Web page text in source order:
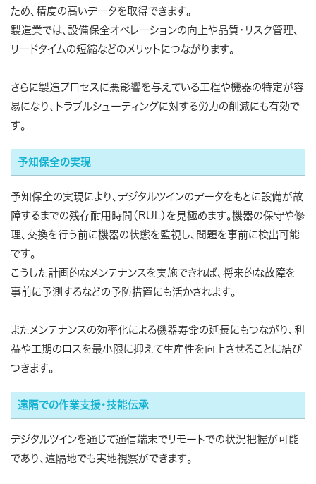
ため、精度の高いデータを取得できます。
製造業では、設備保全オペレーションの向上や品質・リスク管理、
リードタイムの短縮などのメリットにつながります。
さらに製造プロセスに悪影響を与えている工程や機器の特定が容
易になり、トラブルシューティングに対する労力の削減にも有効で
す。
予知保全の実現
予知保全の実現により、デジタルツインのデータをもとに設備が故
障するまでの残存耐用時間（RUL）を見極めます。機器の保守や修
理、交換を行う前に機器の状態を監視し、問題を事前に検出可能
です。
こうした計画的なメンテナンスを実施できれば、将来的な故障を
事前に予測するなどの予防措置にも活かされます。
またメンテナンスの効率化による機器寿命の延長にもつながり、利
益や工期のロスを最小限に抑えて生産性を向上させることに結び
つきます。
遠隔での作業支援・技能伝承
デジタルツインを通じて通信端末でリモートでの状況把握が可能
であり、遠隔地でも実地視察ができます。